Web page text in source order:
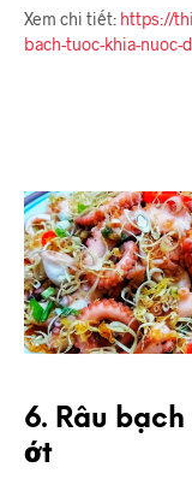
Xem chi tiết: https://
bach-tuoc-khia-nuoc-
6. Râu
ớt